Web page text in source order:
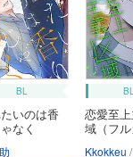
BL
いのは香
なく
恋愛至
域（フ
Kkokkeu